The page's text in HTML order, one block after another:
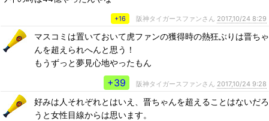
+16 阪神タイガースファンさん 2017,10/24 8:29
マスコミは置いておいて虎ファンの獲得時の熱狂ぶりは晋ちゃ
んを超えられへんと思う！
もうずっと夢見心地やったもん
+39 阪神タイガースファンさん 2017,10/24 9:28
好みは人それぞれとはいえ、晋ちゃんを超えることはないだろ
うと女性目線からは思います。